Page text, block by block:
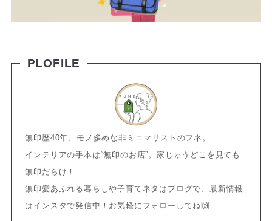
PLOFILE
無印歴40年、モノ多めな非ミニマリストのフネ。
インテリアの手本は“無印のお店”。家じゅうどこを見ても
無印だらけ！
無印愛あふれる暮らしや子育てネタはブログで、最新情報
はインスタで発信中！お気軽にフォローしてね🙌